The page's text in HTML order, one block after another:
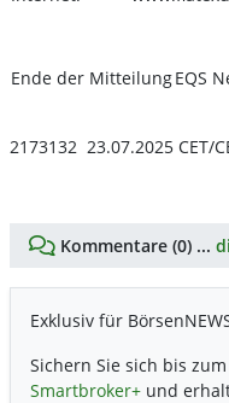
Ende der MitteilungEQS
2173132 23.07.2025 CET/
Kommentare (0) ...
Exklusiv für
Sichern Sie sich bis
Smartbroker+ und